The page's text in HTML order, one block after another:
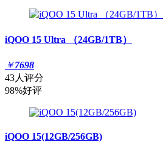
iQOO 15 Ultra （24GB/1TB）
￥7698
43人评分
98%好评
iQOO 15(12GB/256GB)